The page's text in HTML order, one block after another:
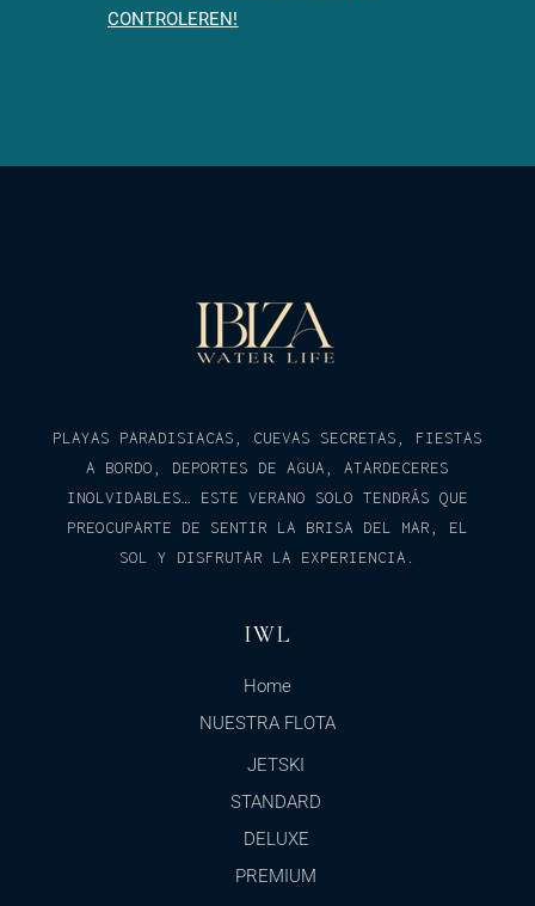
CONTROLEREN!
PLAYAS PARADISIACAS, CUEVAS SECRETAS, FIESTAS
A BORDO, DEPORTES DE AGUA, ATARDECERES
INOLVIDABLES… ESTE VERANO SOLO TENDRÁS QUE
PREOCUPARTE DE SENTIR LA BRISA DEL MAR, EL
SOL Y DISFRUTAR LA EXPERIENCIA.
IWL
Home
NUESTRA FLOTA
JETSKI
STANDARD
DELUXE
PREMIUM